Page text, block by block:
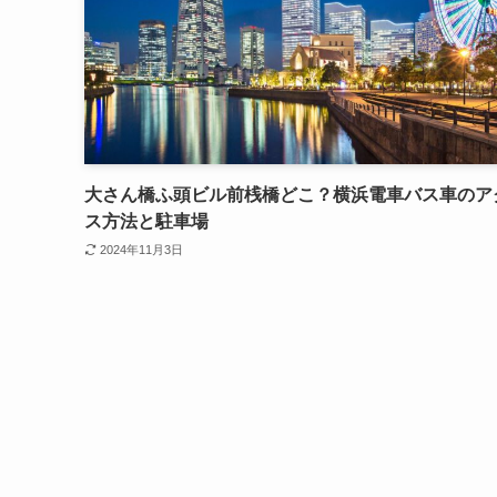
大さん橋ふ頭ビル前桟橋どこ？横浜電車バス車のア
ス方法と駐車場
2024年11月3日